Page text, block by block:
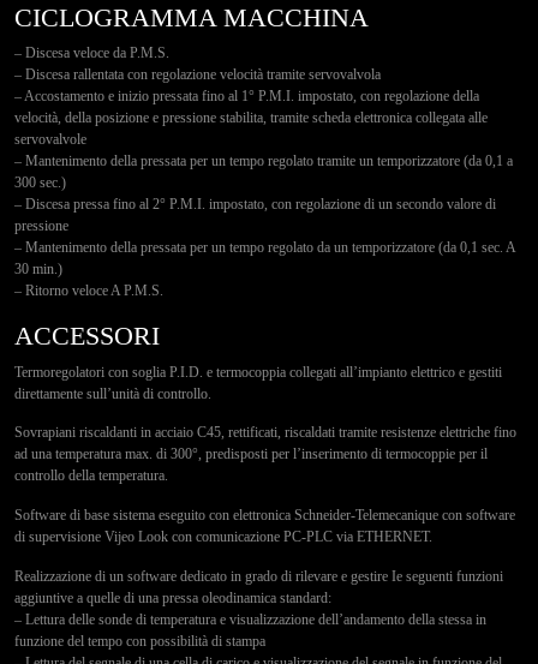
CICLOGRAMMA MACCHINA
– Discesa veloce da P.M.S.
– Discesa rallentata con regolazione velocità tramite servovalvola
– Accostamento e inizio pressata fino al 1° P.M.I. impostato, con regolazione della
velocità, della posizione e pressione stabilita, tramite scheda elettronica collegata alle
servovalvole
– Mantenimento della pressata per un tempo regolato tramite un temporizzatore (da 0,1 a
300 sec.)
– Discesa pressa fino al 2° P.M.I. impostato, con regolazione di un secondo valore di
pressione
– Mantenimento della pressata per un tempo regolato da un temporizzatore (da 0,1 sec. A
30 min.)
– Ritorno veloce A P.M.S.
ACCESSORI
Termoregolatori con soglia P.I.D. e termocoppia collegati all’impianto elettrico e gestiti
direttamente sull’unità di controllo.
Sovrapiani riscaldanti in acciaio C45, rettificati, riscaldati tramite resistenze elettriche fino
ad una temperatura max. di 300°, predisposti per l’inserimento di termocoppie per il
controllo della temperatura.
Software di base sistema eseguito con elettronica Schneider-Telemecanique con software
di supervisione Vijeo Look con comunicazione PC-PLC via ETHERNET.
Realizzazione di un software dedicato in grado di rilevare e gestire Ie seguenti funzioni
aggiuntive a quelle di una pressa oleodinamica standard:
– Lettura delle sonde di temperatura e visualizzazione dell’andamento della stessa in
funzione del tempo con possibilità di stampa